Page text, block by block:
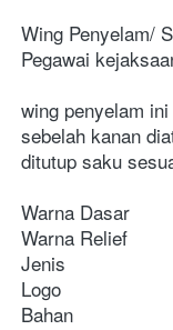
Wing Penyelam/
Pegawai
wing penyelam
sebelah kanan
ditutup saku
Warna Dasar
Warna Relief
Jenis
Logo
Bahan